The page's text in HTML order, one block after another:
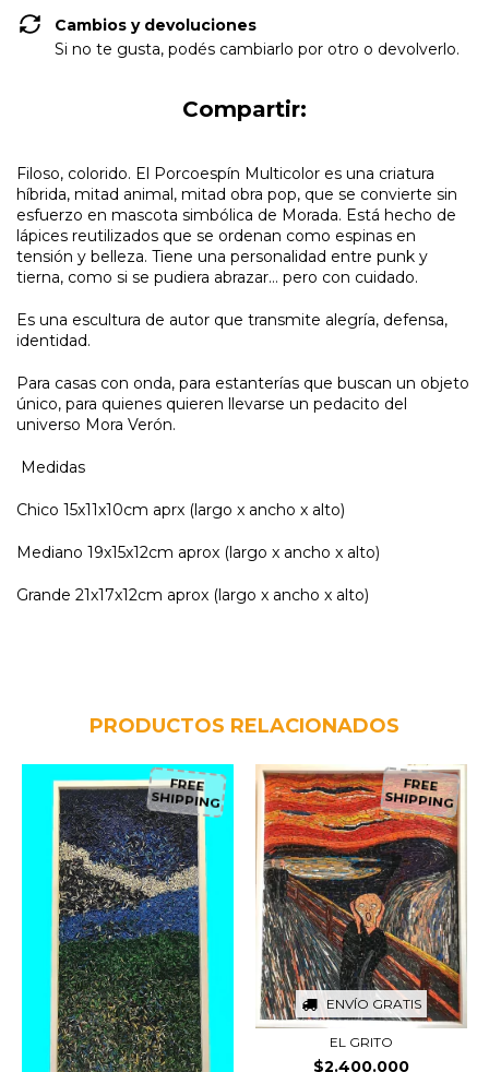
Cambios y devoluciones
Si no te gusta, podés cambiarlo por otro o devolverlo.
Compartir:
Filoso, colorido. El Porcoespín Multicolor es una criatura
híbrida, mitad animal, mitad obra pop, que se convierte sin
esfuerzo en mascota simbólica de Morada. Está hecho de
lápices reutilizados que se ordenan como espinas en
tensión y belleza. Tiene una personalidad entre punk y
tierna, como si se pudiera abrazar… pero con cuidado.
Es una escultura de autor que transmite alegría, defensa,
identidad.
Para casas con onda, para estanterías que buscan un objeto
único, para quienes quieren llevarse un pedacito del
universo Mora Verón.
Medidas
Chico 15x11x10cm aprx (largo x ancho x alto)
Mediano 19x15x12cm aprox (largo x ancho x alto)
Grande 21x17x12cm aprox (largo x ancho x alto)
PRODUCTOS RELACIONADOS
FREE
SHIPPING
ENVÍO GRATIS
FREE
SHIPPING
EL GRITO
$2.400.000